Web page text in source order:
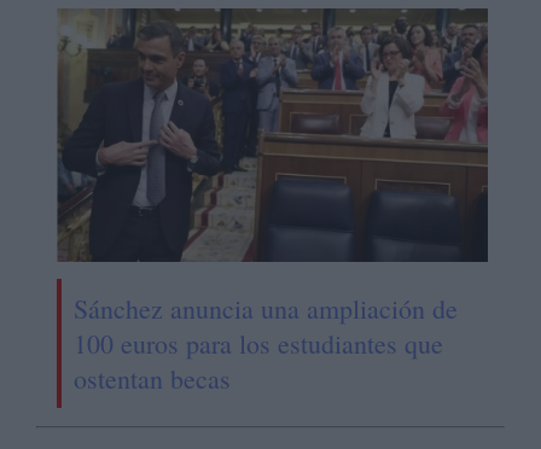
Sánchez anuncia una ampliación de
100 euros para los estudiantes que
ostentan becas